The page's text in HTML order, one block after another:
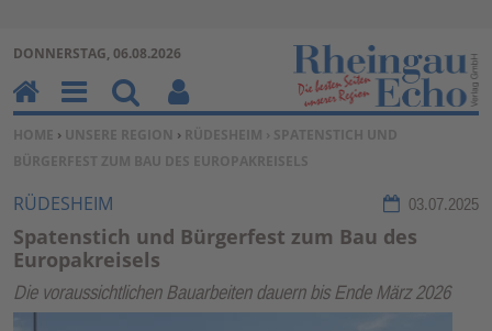
Zum Inhalt springen ↓
DONNERSTAG, 06.08.2026
SIE BEFINDEN SICH HIER:
HOME › UNSERE REGION › RÜDESHEIM › SPATENSTICH UND
BÜRGERFEST ZUM BAU DES EUROPAKREISELS
RÜDESHEIM 03.07.2025
Spatenstich und Bürgerfest zum Bau des
Europakreisels
Die voraussichtlichen Bauarbeiten dauern bis Ende März 2026
H
o
m
e
M
en
u
Su
ch
en
Be
nu
tz
un
on
en